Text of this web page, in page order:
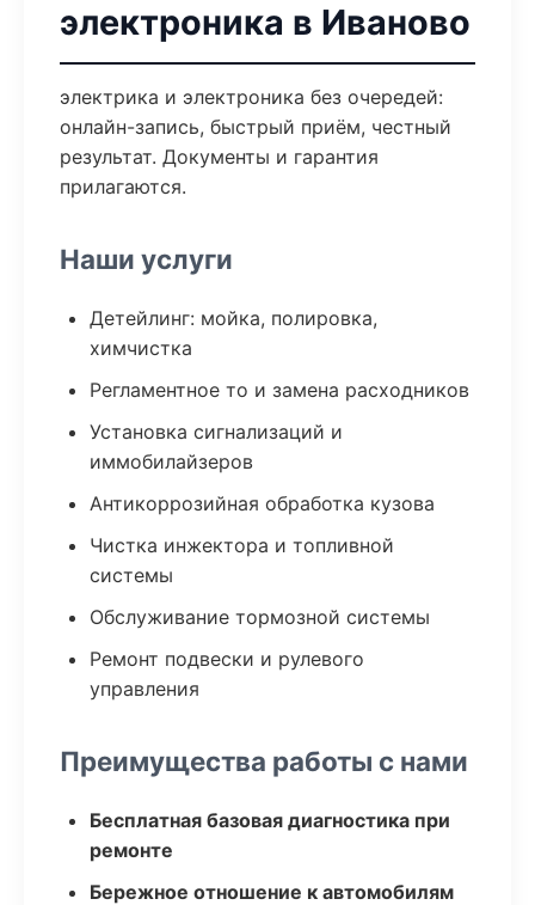
электроника в Иваново
электрика и электроника без очередей:
онлайн-запись, быстрый приём, честный
результат. Документы и гарантия
прилагаются.
Наши услуги
Детейлинг: мойка, полировка,
химчистка
Регламентное то и замена расходников
Установка сигнализаций и
иммобилайзеров
Антикоррозийная обработка кузова
Чистка инжектора и топливной
системы
Обслуживание тормозной системы
Ремонт подвески и рулевого
управления
Преимущества работы с нами
Бесплатная базовая диагностика при
ремонте
Бережное отношение к автомобилям